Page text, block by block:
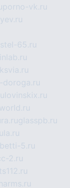
porno-vk.ru
65.ru
doroga.ru
lovinskix.ru
glasspb.ru
5.ru
2.ru